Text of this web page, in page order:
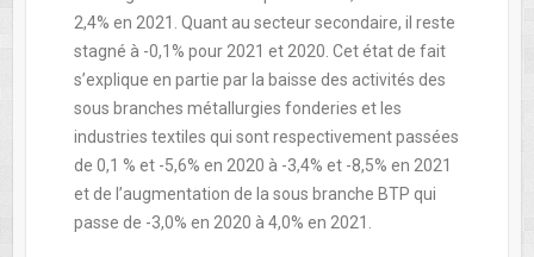
2,4% en 2021. Quant au secteur secondaire, il reste
stagné à -0,1% pour 2021 et 2020. Cet état de fait
s’explique en partie par la baisse des activités des
sous branches métallurgies fonderies et les
industries textiles qui sont respectivement passées
de 0,1 % et -5,6% en 2020 à -3,4% et -8,5% en 2021
et de l’augmentation de la sous branche BTP qui
passe de -3,0% en 2020 à 4,0% en 2021.